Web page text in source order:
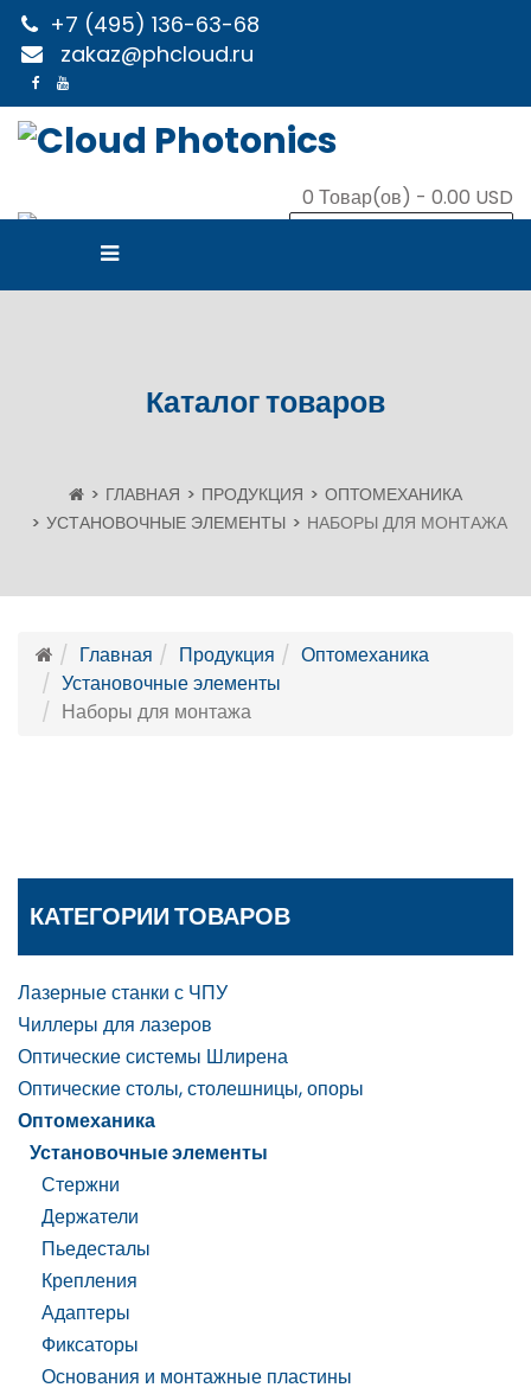
+7 (495) 136-63-68
zakaz@phcloud.ru
0 Товар(ов) - 0.00 USD
Каталог товаров
ГЛАВНАЯ ПРОДУКЦИЯ
ОПТОМЕХАНИКА
УСТАНОВОЧНЫЕ ЭЛЕМЕНТЫ
НАБОРЫ ДЛЯ МОНТАЖА
Главная Продукция
Оптомеханика
Установочные элементы
Наборы для монтажа
КАТЕГОРИИ ТОВАРОВ
Лазерные станки с ЧПУ
Чиллеры для лазеров
Оптические системы Шлирена
Оптические столы, столешницы, опоры
Оптомеханика
Установочные элементы
Стержни
Держатели
Пьедесталы
Крепления
Адаптеры
Фиксаторы
Основания и монтажные пластины